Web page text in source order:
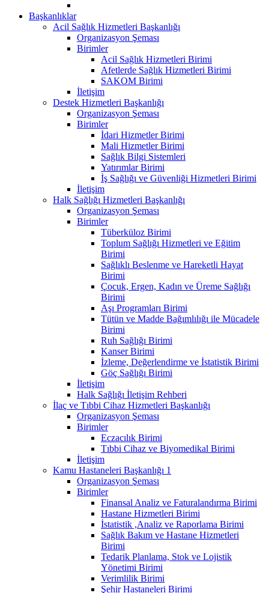
Başkanlıklar
Acil Sağlık Hizmetleri Başkanlığı
Organizasyon Şeması
Birimler
Acil Sağlık Hizmetleri Birimi
Afetlerde Sağlık Hizmetleri Birimi
SAKOM Birimi
İletişim
Destek Hizmetleri Başkanlığı
Organizasyon Şeması
Birimler
İdari Hizmetler Birimi
Mali Hizmetler Birimi
Sağlık Bilgi Sistemleri
Yatırımlar Birimi
İş Sağlığı ve Güvenliği Hizmetleri Birimi
İletişim
Halk Sağlığı Hizmetleri Başkanlığı
Organizasyon Şeması
Birimler
Tüberküloz Birimi
Toplum Sağlığı Hizmetleri ve Eğitim
Birimi
Sağlıklı Beslenme ve Hareketli Hayat
Birimi
Çocuk, Ergen, Kadın ve Üreme Sağlığı
Birimi
Aşı Programları Birimi
Tütün ve Madde Bağımlılığı ile Mücadele
Birimi
Ruh Sağlığı Birimi
Kanser Birimi
İzleme, Değerlendirme ve İstatistik Birimi
Göç Sağlığı Birimi
İletişim
Halk Sağlığı İletişim Rehberi
İlaç ve Tıbbi Cihaz Hizmetleri Başkanlığı
Organizasyon Şeması
Birimler
Eczacılık Birimi
Tıbbi Cihaz ve Biyomedikal Birimi
İletişim
Kamu Hastaneleri Başkanlığı 1
Organizasyon Şeması
Birimler
Finansal Analiz ve Faturalandırma Birimi
Hastane Hizmetleri Birimi
İstatistik ,Analiz ve Raporlama Birimi
Sağlık Bakım ve Hastane Hizmetleri
Birimi
Tedarik Planlama, Stok ve Lojistik
Yönetimi Birimi
Verimlilik Birimi
Şehir Hastaneleri Birimi